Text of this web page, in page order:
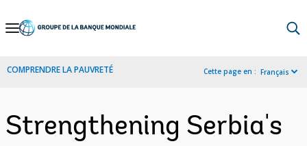
Skip
Navigation
COMPRENDRE LA PAUVRETÉ Cette page en : Français
Strengthening Serbia's